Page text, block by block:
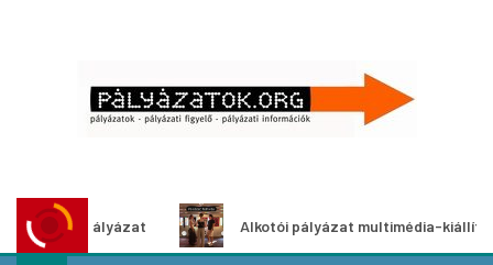
Alkotói pályázat multimédia-kiállításhoz